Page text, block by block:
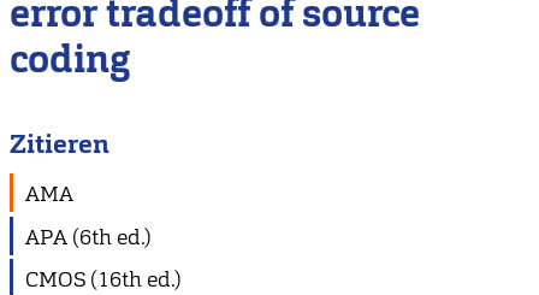
error tradeoff of source
coding
Zitieren
AMA
APA (6th ed.)
CMOS (16th ed.)